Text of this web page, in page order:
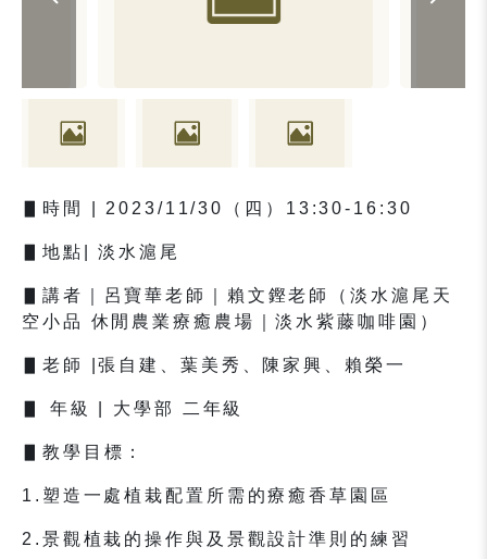
時間 | 2023/11/30 （四） 13:30-16:30
地點 |淡水滬尾
講者｜呂寶華老師｜賴文鏗老師（淡水滬尾天
空小品
休閒農業療癒農場｜淡水紫藤咖啡園）
老師 |張自建、葉美秀、陳家興、賴榮一
年級 大學部 二年級
教學目標：
1. 塑造一處植栽配置所需的療癒香草園區
2. 景觀植栽的操作與及景觀設計準則的練習